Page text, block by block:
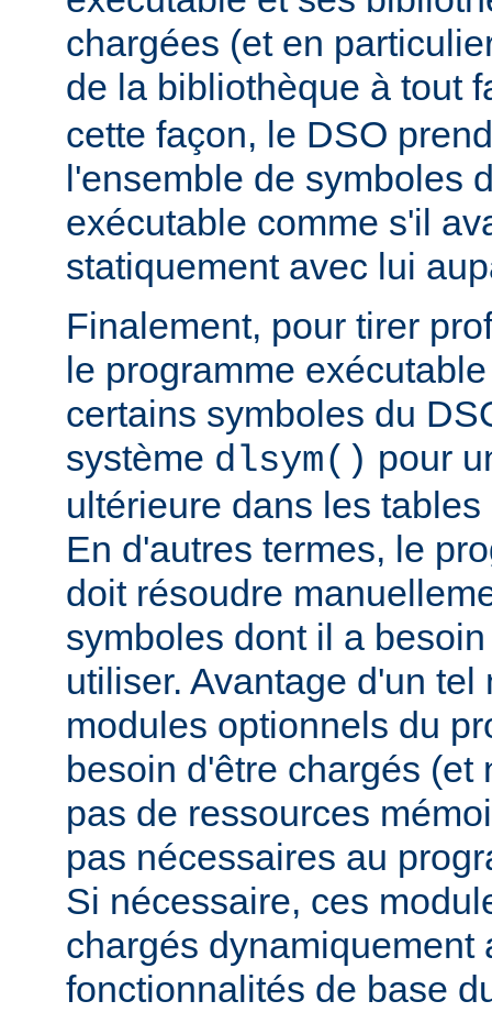
chargées (et en
de la bibliothèque à tout
cette façon, le DSO
l'ensemble de symboles
exécutable comme s'il
statiquement avec lui
Finalement, pour tirer
le programme
certains symboles du
système dlsym() pour
ultérieure dans les
En d'autres termes, le
doit résoudre
symboles dont il a
utiliser. Avantage d'un
modules optionnels du
besoin d'être chargés (et
pas de ressources
pas nécessaires au
Si nécessaire, ces
chargés dynamiquement
fonctionnalités de base